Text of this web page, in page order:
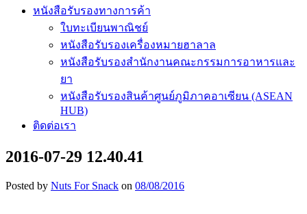
หนังสือรับรองทางการค้า
ใบทะเบียนพาณิชย์
หนังสือรับรองเครื่องหมายฮาลาล
หนังสือรับรองสำนักงานคณะกรรมการอาหารและ
ยา
หนังสือรับรองสินค้าศูนย์ภูมิภาคอาเซียน (ASEAN
HUB)
ติดต่อเรา
2016-07-29 12.40.41
Posted by Nuts For Snack on 08/08/2016